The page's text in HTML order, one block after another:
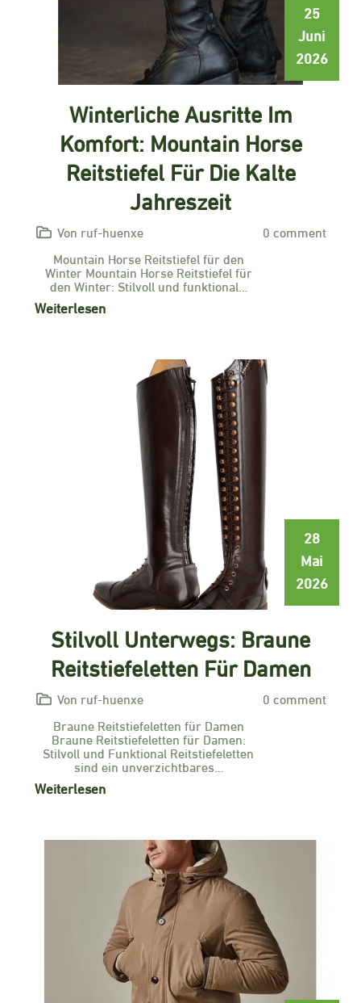
25
Juni
2026
Winterliche Ausritte Im
Komfort: Mountain Horse
Reitstiefel Für Die Kalte
Jahreszeit
Von ruf-huenxe
0 comment
Mountain Horse Reitstiefel für den
Winter Mountain Horse Reitstiefel für
den Winter: Stilvoll und funktional…
Weiterlesen
28
Mai
2026
Stilvoll Unterwegs: Braune
Reitstiefeletten Für Damen
Von ruf-huenxe
0 comment
Braune Reitstiefeletten für Damen
Braune Reitstiefeletten für Damen:
Stilvoll und Funktional Reitstiefeletten
sind ein unverzichtbares…
Weiterlesen